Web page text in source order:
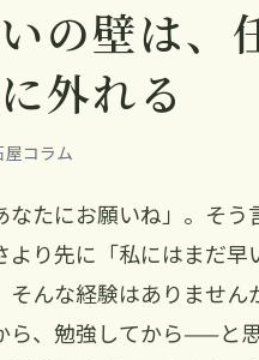
の壁は、
外れる
コラム
なたにお願いね」。そう
り先に「私にはまだ早
んな経験はありません
ら、勉強してから——と